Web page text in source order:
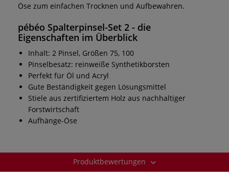
Öse zum einfachen Trocknen und Aufbewahren.
pébéo Spalterpinsel-Set 2 - die
Eigenschaften im Überblick
Inhalt: 2 Pinsel, Größen 75, 100
Pinselbesatz: reinweiße Synthetikborsten
Perfekt für Öl und Acryl
Gute Beständigkeit gegen Lösungsmittel
Stiele aus zertifiziertem Holz aus nachhaltiger
Forstwirtschaft
Aufhänge-Öse
Produktbewertungen